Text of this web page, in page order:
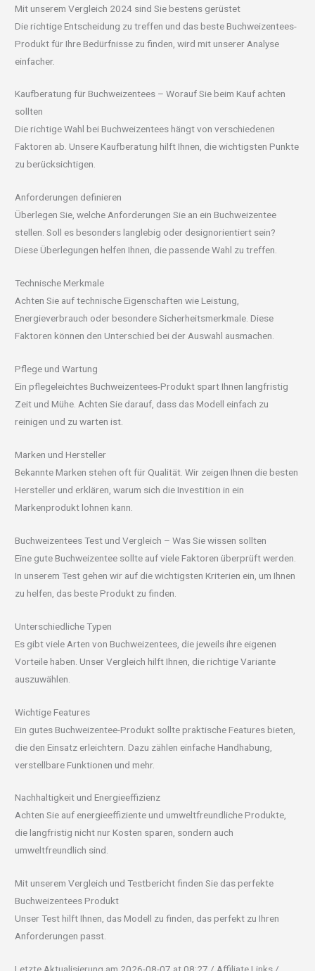
Mit unserem Vergleich 2024 sind Sie bestens gerüstet
Die richtige Entscheidung zu treffen und das beste Buchweizentees-
Produkt für Ihre Bedürfnisse zu finden, wird mit unserer Analyse
einfacher.
Kaufberatung für Buchweizentees – Worauf Sie beim Kauf achten
sollten
Die richtige Wahl bei Buchweizentees hängt von verschiedenen
Faktoren ab. Unsere Kaufberatung hilft Ihnen, die wichtigsten Punkte
zu berücksichtigen.
Anforderungen definieren
Überlegen Sie, welche Anforderungen Sie an ein Buchweizentee
stellen. Soll es besonders langlebig oder designorientiert sein?
Diese Überlegungen helfen Ihnen, die passende Wahl zu treffen.
Technische Merkmale
Achten Sie auf technische Eigenschaften wie Leistung,
Energieverbrauch oder besondere Sicherheitsmerkmale. Diese
Faktoren können den Unterschied bei der Auswahl ausmachen.
Pflege und Wartung
Ein pflegeleichtes Buchweizentees-Produkt spart Ihnen langfristig
Zeit und Mühe. Achten Sie darauf, dass das Modell einfach zu
reinigen und zu warten ist.
Marken und Hersteller
Bekannte Marken stehen oft für Qualität. Wir zeigen Ihnen die besten
Hersteller und erklären, warum sich die Investition in ein
Markenprodukt lohnen kann.
Buchweizentees Test und Vergleich – Was Sie wissen sollten
Eine gute Buchweizentee sollte auf viele Faktoren überprüft werden.
In unserem Test gehen wir auf die wichtigsten Kriterien ein, um Ihnen
zu helfen, das beste Produkt zu finden.
Unterschiedliche Typen
Es gibt viele Arten von Buchweizentees, die jeweils ihre eigenen
Vorteile haben. Unser Vergleich hilft Ihnen, die richtige Variante
auszuwählen.
Wichtige Features
Ein gutes Buchweizentee-Produkt sollte praktische Features bieten,
die den Einsatz erleichtern. Dazu zählen einfache Handhabung,
verstellbare Funktionen und mehr.
Nachhaltigkeit und Energieeffizienz
Achten Sie auf energieeffiziente und umweltfreundliche Produkte,
die langfristig nicht nur Kosten sparen, sondern auch
umweltfreundlich sind.
Mit unserem Vergleich und Testbericht finden Sie das perfekte
Buchweizentees Produkt
Unser Test hilft Ihnen, das Modell zu finden, das perfekt zu Ihren
Anforderungen passt.